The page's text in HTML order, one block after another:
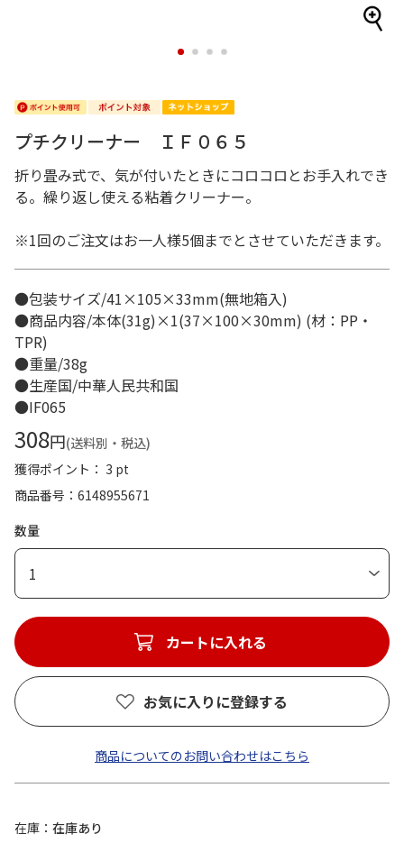
1 2 3 4
プチクリーナー ＩＦ０６５
折り畳み式で、気が付いたときにコロコロとお手入れでき
る。繰り返し使える粘着クリーナー。
※1回のご注文はお一人様5個までとさせていただきます。
●包装サイズ/41×105×33mm(無地箱入)
●商品内容/本体(31g)×1(37×100×30mm) (材：PP・
TPR)
●重量/38g
●生産国/中華人民共和国
●IF065
308円(送料別・税込)
獲得ポイント： 3 pt
商品番号
6148955671
数量
1
カートに入れる
お気に入りに登録する
商品についてのお問い合わせはこちら
在庫
在庫あり